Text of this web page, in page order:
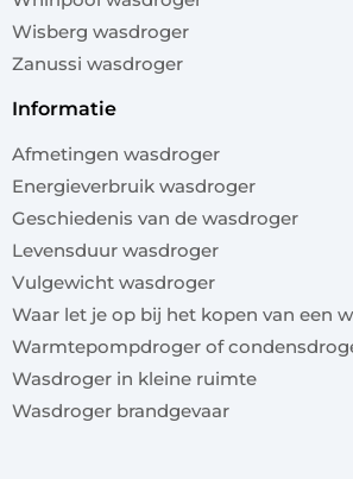
Wisberg wasdroger
Zanussi wasdroger
informatie
Afmetingen wasdroger
Energieverbruik wasdroger
Geschiedenis van de wasdroger
Levensduur wasdroger
Vulgewicht wasdroger
Waar let je op bij het kopen van een
Warmtepompdroger of
Wasdroger in kleine ruimte
Wasdroger brandgevaar